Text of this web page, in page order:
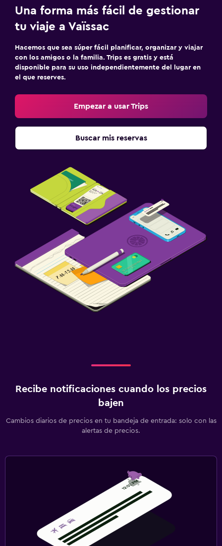
Una forma más fácil de gestionar
tu viaje a Vaïssac
Hacemos que sea súper fácil planificar, organizar y viajar
con los amigos o la familia. Trips es gratis y está
disponible para su uso independientemente del lugar en
el que reserves.
Empezar a usar Trips
Buscar mis reservas
Recibe notificaciones cuando los precios
bajen
Cambios diarios de precios en tu bandeja de entrada: solo con las
alertas de precios.